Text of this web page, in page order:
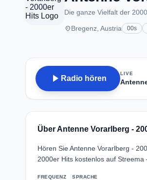
Die ganze Vielfalt der
placeBregenz, Austria 00s
play_arrow Radio hören
LIVE
Über Antenne Vorarlberg -
Hören Sie Antenne Vorarlberg -
2000er Hits kostenlos auf
FREQUENZ SPRACHE